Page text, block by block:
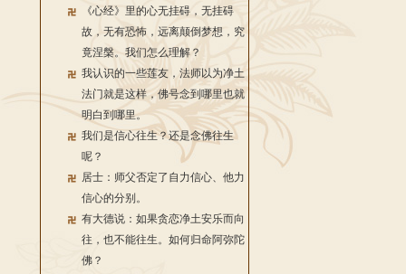
《心经》里的心无挂碍，无挂碍
故，无有恐怖，远离颠倒梦想，究
竟涅槃。我们怎么理解？
我认识的一些莲友，法师以为净土
法门就是这样，佛号念到哪里也就
明白到哪里。
我们是信心往生？还是念佛往生
呢？
居士：师父否定了自力信心、他力
信心的分别。
有大德说：如果贪恋净土安乐而向
往，也不能往生。如何归命阿弥陀
佛？